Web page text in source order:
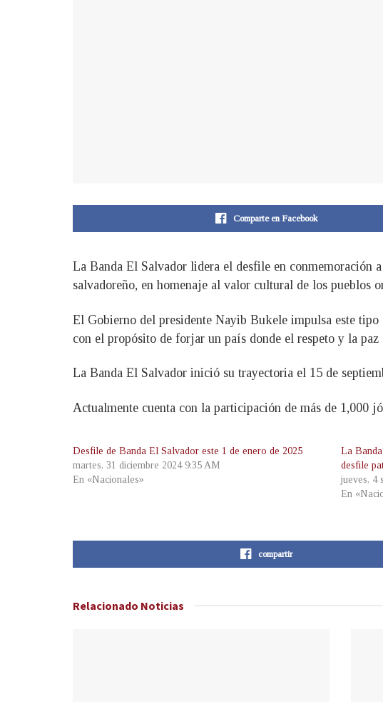
Comparte en Facebook
La Banda El Salvador lidera el desfile en conmemoración
salvadoreño, en homenaje al valor cultural de los pueblos
El Gobierno del presidente Nayib Bukele impulsa este
con el propósito de forjar un país donde el respeto y la paz
La Banda El Salvador inició su trayectoria el 15 de
Actualmente cuenta con la participación de más de 1,000
Desfile de Banda El Salvador este 1 de enero de 2025
martes, 31 diciembre 2024 9:35 AM
En «Nacionales»
La
desfile
jueves, 4
En
compartir
Relacionado Noticias